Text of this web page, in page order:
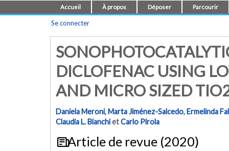
Accueil À propos Déposer Parcourir
Se connecter
DICLOFENAC USING
AND MICRO SIZED
Daniela Meroni,Marta Jiménez-Salcedo,Ermelinda
Claudia L. BianchietCarlo Pirola
Article de revue (2020)